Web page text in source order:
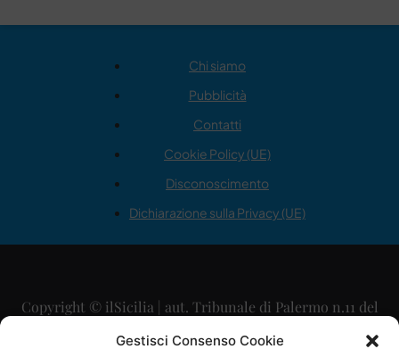
Gestisci Consenso Cookie
Chi siamo
Pubblicità
Contatti
Cookie Policy (UE)
Disconoscimento
Dichiarazione sulla Privacy (UE)
Copyright © ilSicilia | aut. Tribunale di Palermo n.11 del
29/09/2015